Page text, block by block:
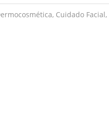
, Cuidado Facial,